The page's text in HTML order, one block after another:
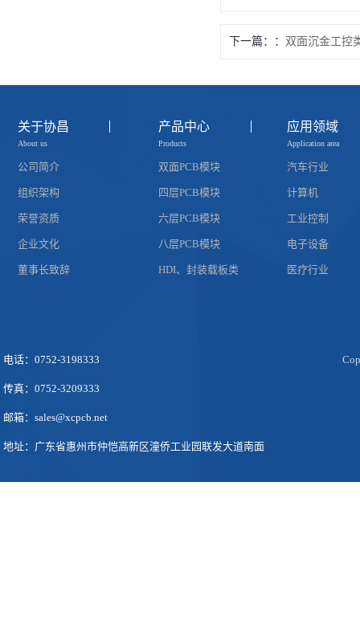
下一篇： 双面沉金工控
关于协昌
About us
公司简介
组织架构
荣誉资质
企业文化
董事长致辞
产品中心
Products
双面PCB模块
四层PCB模块
六层PCB模块
八层PCB模块
HDI、封装载板类
应用领域
Application area
汽车行业
计算机
工业控制
电子设备
医疗行业
电话：0752-3198333
传真：0752-3209333
邮箱：sales@xcpcb.net
地址：广东省惠州市仲恺高新区潼侨工业园联发大道南面